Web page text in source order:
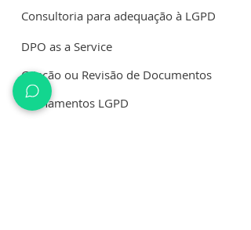
Consultoria para adequação à LGPD
DPO as a Service
Criação ou Revisão de Documentos
Treinamentos LGPD